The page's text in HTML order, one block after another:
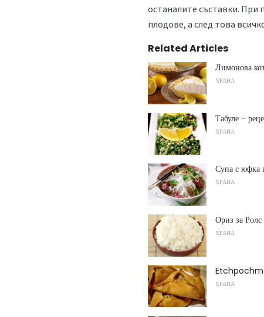
останалите съставки. При
плодове, а след това
Related Articles
Лимонова
ХРАНА
Табуле -
ХРАНА
Супа с юфка
ХРАНА
Ориз за
ХРАНА
ХРАНА